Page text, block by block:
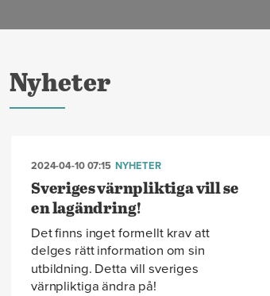
Nyheter
2024-04-10 07:15 NYHETER
Sveriges värnpliktiga vill se
en lagändring!
Det finns inget formellt krav att
delges rätt information om sin
utbildning. Detta vill sveriges
värnpliktiga ändra på!